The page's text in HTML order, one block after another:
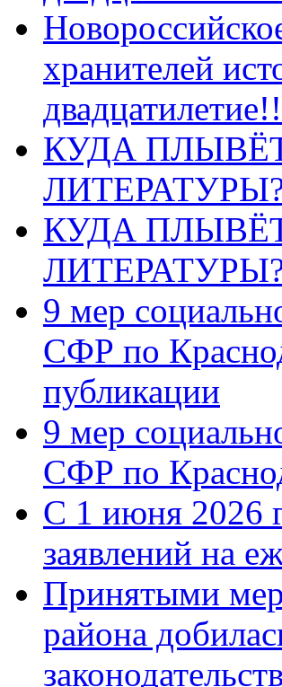
хранителей
КУДА
ЛИТЕРАТУРЫ?
КУДА
9 мер
СФР по
публикации
9 мер
СФР по
С 1 июня 2026
заявлений на
Принятыми
района